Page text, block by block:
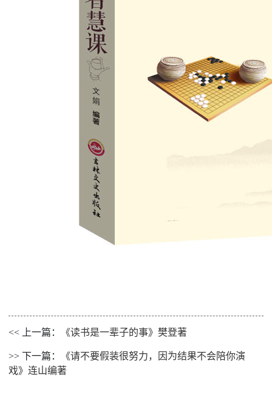
<< 上一篇： 《读书是一辈子的事》樊登著
>> 下一篇：
《请不要假装很努力，因为结果不会陪你演
戏》连山编著